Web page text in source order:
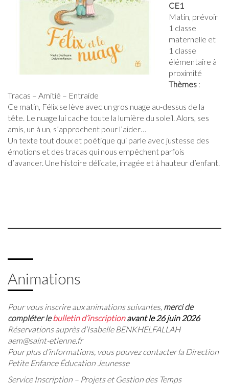
CE1
Matin, prévoir
1 classe
maternelle et
1 classe
élémentaire à
proximité
Thèmes :
Tracas – Amitié – Entraide
Ce matin, Félix se lève avec un gros nuage au-dessus de la
tête. Le nuage lui cache toute la lumière du soleil. Alors, ses
amis, un à un, s’approchent pour l’aider…
Un texte tout doux et poétique qui parle avec justesse des
émotions et des tracas qui nous empêchent parfois
d’avancer. Une histoire délicate, imagée et à hauteur d’enfant.
Animations
Pour vous inscrire aux animations suivantes, merci de
compléterlebulletin d’inscriptionavant le 26 juin 2026
Réservations auprès d’Isabelle BENKHELFALLAH
aem@saint-etienne.fr
Pour plus d’informations, vous pouvez contacter la Direction
Petite Enfance Éducation Jeunesse
Service Inscription – Projets et Gestion des Temps